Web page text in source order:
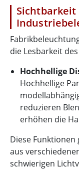
die Lesbarkeit
Hochhellige
Hochhellige
reduzieren
erhöhen die
Diese
aus
schwierigen